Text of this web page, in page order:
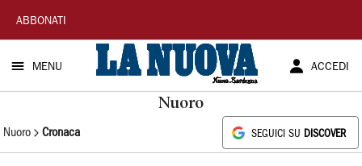
La
Nuova
Sardegna
ABBONATI
MENU ACCEDI
Nuoro
Nuoro Cronaca SEGUICI SU DISCOVER